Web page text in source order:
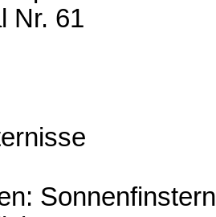
Nr. 61